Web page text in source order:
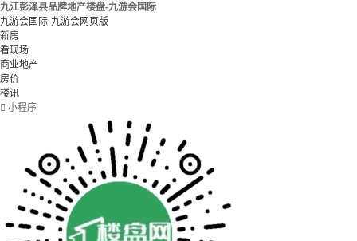
九江彭泽县品牌地产楼盘-九游会国际
九游会国际-九游会网页版
新房
看现场
商业地产
房价
楼讯
 小程序